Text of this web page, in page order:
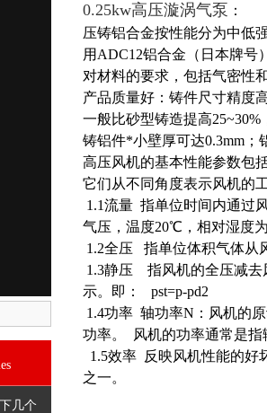
几个
0.25kw高压漩涡气泵 ：
压铸铝合金按性能分为中
用ADC12铝合金（日本牌号
对材料的要求，包括气密性和
产品质量好：铸件尺寸精度
一般比砂型铸造提高
铸铝件*小壁厚可达0.3mm；
高压风机的基本性能参数包
它们从不同角度表示风机的
1.1流量 指单位时间内通过
气压，温度20℃，相对湿度为
1.2全压 指单位体积气体从
1.3静压 指风机的全压减去
示。即： pst=p-pd2
1.4功率 轴功率N：风机的
功率。 风机的功率通常是指
1.5效率 反映风机性能的好
之一。